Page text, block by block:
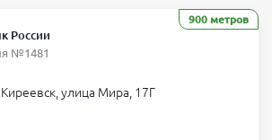
900 метров
России
№1481
Киреевск, улица Мира, 17Г